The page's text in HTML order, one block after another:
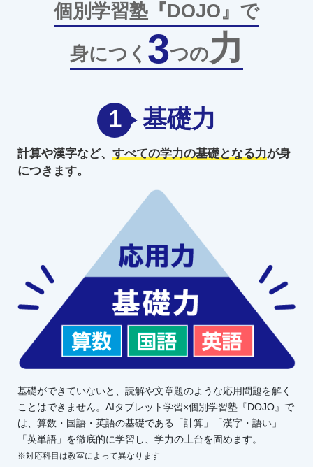
個別学習塾『DOJO』で
身につく 3つの力
1 基礎力
計算や漢字など、 すべての学力の基礎となる力が身
につきます。
基礎ができていないと、読解や文章題のような応用問題を解く
ことはできません。AIタブレット学習×個別学習塾『DOJO』で
は、算数・国語・英語の基礎である「計算」「漢字・語い」
「英単語」を徹底的に学習し、学力の土台を固めます。
※対応科目は教室によって異なります